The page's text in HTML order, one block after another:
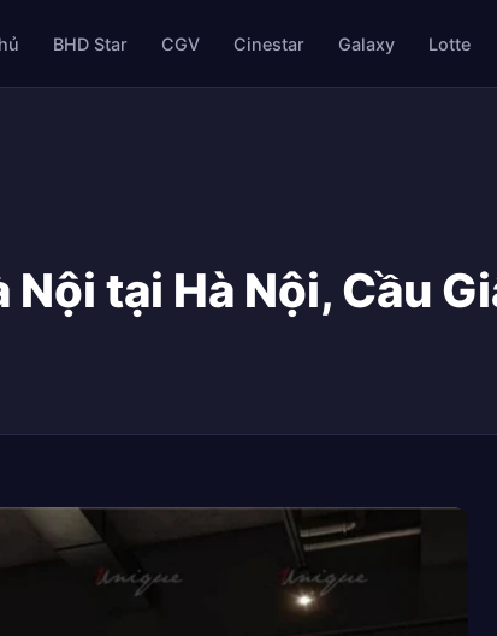
BHD Star CGV Cinestar Galaxy Lotte
tại Hà Nội, Cầu